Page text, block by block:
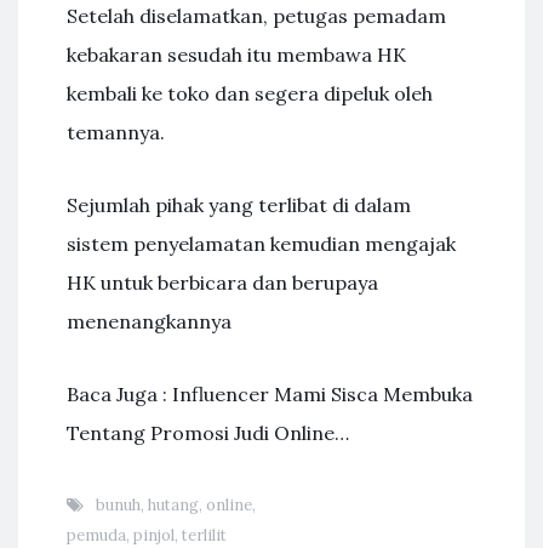
Setelah diselamatkan, petugas pemadam
kebakaran sesudah itu membawa HK
kembali ke toko dan segera dipeluk oleh
temannya.
Sejumlah pihak yang terlibat di dalam
sistem penyelamatan kemudian mengajak
HK untuk berbicara dan berupaya
menenangkannya
Baca Juga : Influencer Mami Sisca Membuka
Tentang Promosi Judi Online…
bunuh, hutang, online,
pemuda, pinjol, terlilit